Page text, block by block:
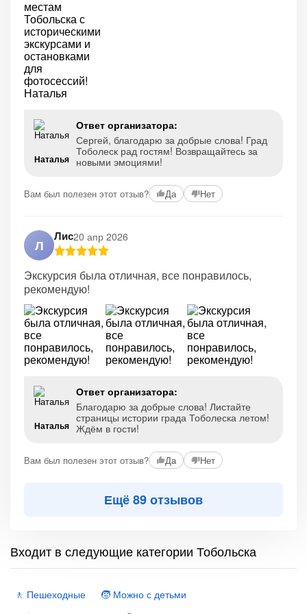
Наталья
Ответ организатора:
Сергей, благодарю за добрые слова! Град
Тоболеск рад гостям! Возвращайтесь за
новыми эмоциями!
Вам был полезен этот отзыв? Да Нет
Л
Лис20 апр 2026
Экскурсия была отличная, все понравилось,
рекомендую!
Наталья
Ответ организатора:
Благодарю за добрые слова! Листайте
страницы истории града Тоболеска летом!
Ждём в гости!
Вам был полезен этот отзыв? Да Нет
Ещё 89 отзывов
Входит в следующие категории Тобольска
🚶 Пешеходные
🧒 Можно с детьми